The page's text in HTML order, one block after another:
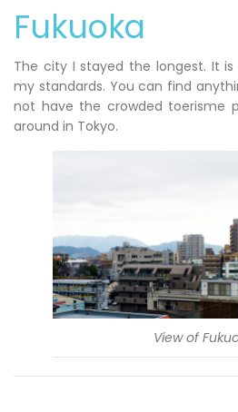
Fukuoka
The city I stayed the longest. It
my standards. You can find
not have the crowded toerisme
around in Tokyo.
View of